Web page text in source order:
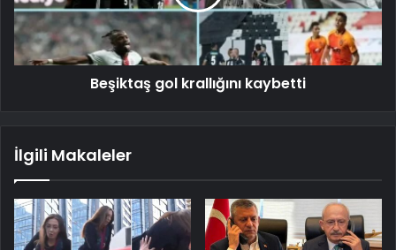
Beşiktaş gol krallığını kaybetti
İlgili Makaleler